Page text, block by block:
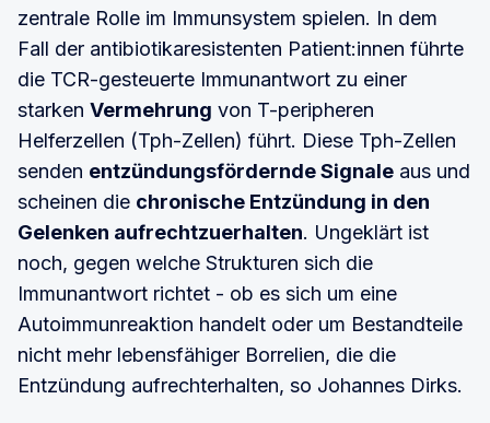
zentrale Rolle im Immunsystem spielen. In dem
Fall der antibiotikaresistenten Patient:innen führte
die TCR-gesteuerte Immunantwort zu einer
starken Vermehrung von T-peripheren
Helferzellen (Tph-Zellen) führt. Diese Tph-Zellen
senden entzündungsfördernde Signale aus und
scheinen die chronische Entzündung in den
Gelenken aufrechtzuerhalten. Ungeklärt ist
noch, gegen welche Strukturen sich die
Immunantwort richtet - ob es sich um eine
Autoimmunreaktion handelt oder um Bestandteile
nicht mehr lebensfähiger Borrelien, die die
Entzündung aufrechterhalten, so Johannes Dirks.